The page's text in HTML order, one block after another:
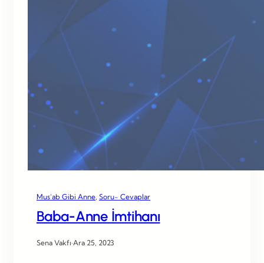
Mus’ab Gibi Anne Soru- Cevaplar
Baba-Anne İmtihanı
Sena Vakfı·Ara 25, 2023